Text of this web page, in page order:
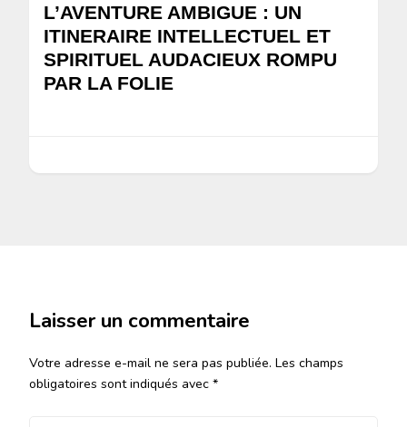
L’AVENTURE AMBIGUE : UN
ITINERAIRE INTELLECTUEL ET
SPIRITUEL AUDACIEUX ROMPU
PAR LA FOLIE
Laisser un commentaire
Votre adresse e-mail ne sera pas publiée. Les champs
obligatoires sont indiqués avec *